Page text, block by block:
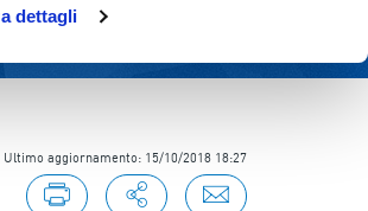
dettagli
Ultimo aggiornamento: 15/10/2018 18:27